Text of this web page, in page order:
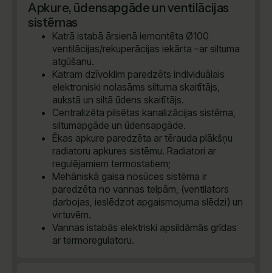
Apkure, ūdensapgāde un ventilācijas
sistēmas
Katrā istabā ārsienā iemontēta Ø100
ventilācijas/rekuperācijas iekārta –ar siltuma
atgūšanu.
Katram dzīvoklim paredzēts individuālais
elektroniski nolasāms siltuma skaitītājs,
aukstā un siltā ūdens skaitītājs.
Centralizēta pilsētas kanalizācijas sistēma,
siltumapgāde un ūdensapgāde.
Ēkas apkure paredzēta ar tērauda plākšņu
radiatoru apkures sistēmu. Radiatori ar
regulējamiem termostatiem;
Mehāniskā gaisa nosūces sistēma ir
paredzēta no vannas telpām, (ventilators
darbojas, ieslēdzot apgaismojuma slēdzi) un
virtuvēm.
Vannas istabās elektriski apsildāmās grīdas
ar termoregulatoru.